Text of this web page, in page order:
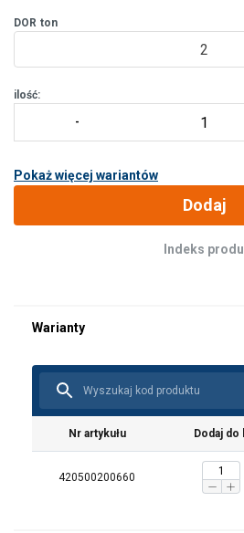
Każda partia produkcyjna jest
DOR ton
2
ilość:
Pokaż więcej wariantów
Dodaj
Indeks
Nr artykułu Dodaj
420500200660